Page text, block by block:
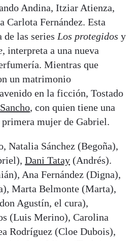
Andina, Itziar Atienza,
Carlota Fernández. Esta
las series Los protegidos y
, interpreta a una nueva
Mientras que
un matrimonio
en la ficción, Tostado
, con quien tiene una
mujer de Gabriel.
Natalia Sánchez (Begoña),
Dani Tatay (Andrés).
Ana Fernández (Digna),
Marta Belmonte (Marta),
Agustín, el cura),
(Luis Merino), Carolina
Rodríguez (Cloe Dubois),